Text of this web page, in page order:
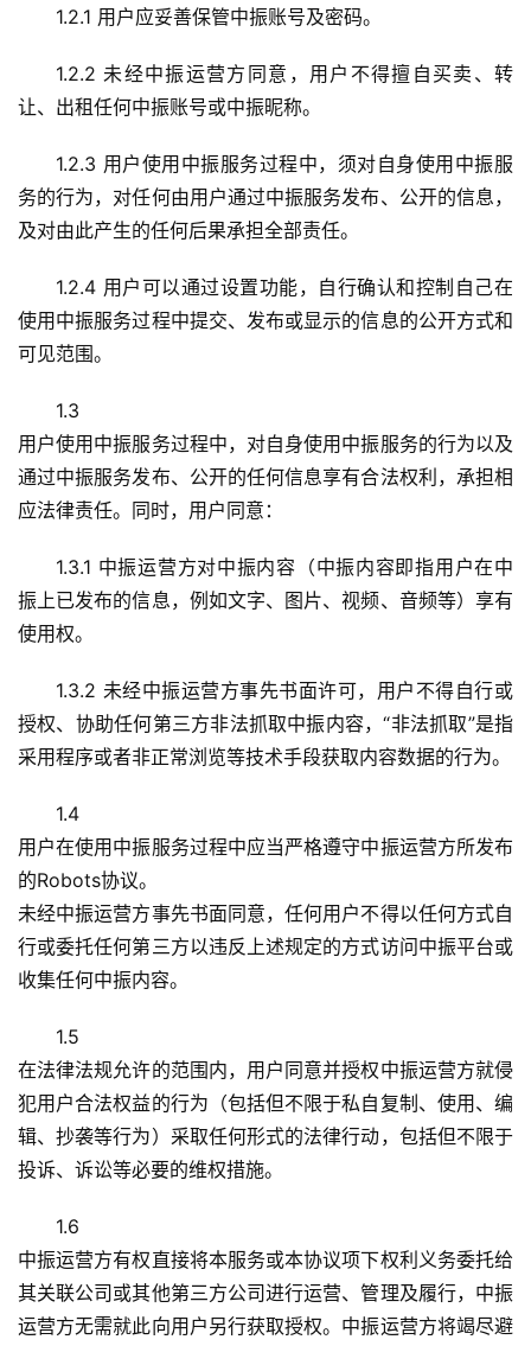
1.2.1 用户应妥善保管中振账号及密码。
1.2.2 未经中振运营方同意，用户不得擅自买卖、转
让、出租任何中振账号或中振昵称。
1.2.3 用户使用中振服务过程中，须对自身使用中振服
务的行为，对任何由用户通过中振服务发布、公开的信息，
及对由此产生的任何后果承担全部责任。
1.2.4 用户可以通过设置功能，自行确认和控制自己在
使用中振服务过程中提交、发布或显示的信息的公开方式和
可见范围。
1.3
用户使用中振服务过程中，对自身使用中振服务的行为以及
通过中振服务发布、公开的任何信息享有合法权利，承担相
应法律责任。同时，用户同意：
1.3.1 中振运营方对中振内容（中振内容即指用户在中
振上已发布的信息，例如文字、图片、视频、音频等）享有
使用权。
1.3.2 未经中振运营方事先书面许可，用户不得自行或
授权、协助任何第三方非法抓取中振内容，“非法抓取”是指
采用程序或者非正常浏览等技术手段获取内容数据的行为。
1.4
用户在使用中振服务过程中应当严格遵守中振运营方所发布
的Robots协议。
未经中振运营方事先书面同意，任何用户不得以任何方式自
行或委托任何第三方以违反上述规定的方式访问中振平台或
收集任何中振内容。
1.5
在法律法规允许的范围内，用户同意并授权中振运营方就侵
犯用户合法权益的行为（包括但不限于私自复制、使用、编
辑、抄袭等行为）采取任何形式的法律行动，包括但不限于
投诉、诉讼等必要的维权措施。
1.6
中振运营方有权直接将本服务或本协议项下权利义务委托给
其关联公司或其他第三方公司进行运营、管理及履行，中振
运营方无需就此向用户另行获取授权。中振运营方将竭尽避